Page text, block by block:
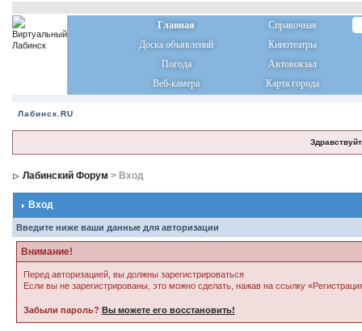
Главная
Справочная
Доска объявлений
Кинотеатры
Погода
Автовокзал
Веб-камера
Карта города
Лабинск.RU
Лабинский Форум > Вход
Вход
Введите ниже ваши данные для авторизации
Внимание!
Перед авторизацией, вы должны зарегистрироваться
Если вы не зарегистрированы, это можно сделать, нажав на ссылку
Забыли пароль? Вы можете его восстановить!